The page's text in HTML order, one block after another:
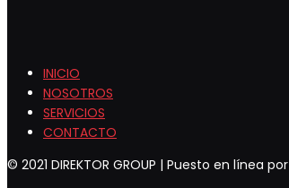
INICIO
NOSOTROS
SERVICIOS
CONTACTO
© 2021 DIREKTOR GROUP | Puesto en línea por